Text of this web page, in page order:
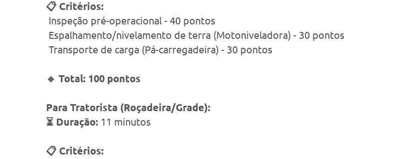
📋 Critérios:
Inspeção pré-operacional - 40 pontos
Espalhamento/nivelamento de terra (Motoniveladora) - 30 pontos
Transporte de carga (Pá-carregadeira) - 30 pontos
🔹 Total: 100 pontos
Para Tratorista (Roçadeira/Grade):
⏳ Duração: 11 minutos
📋 Critérios: